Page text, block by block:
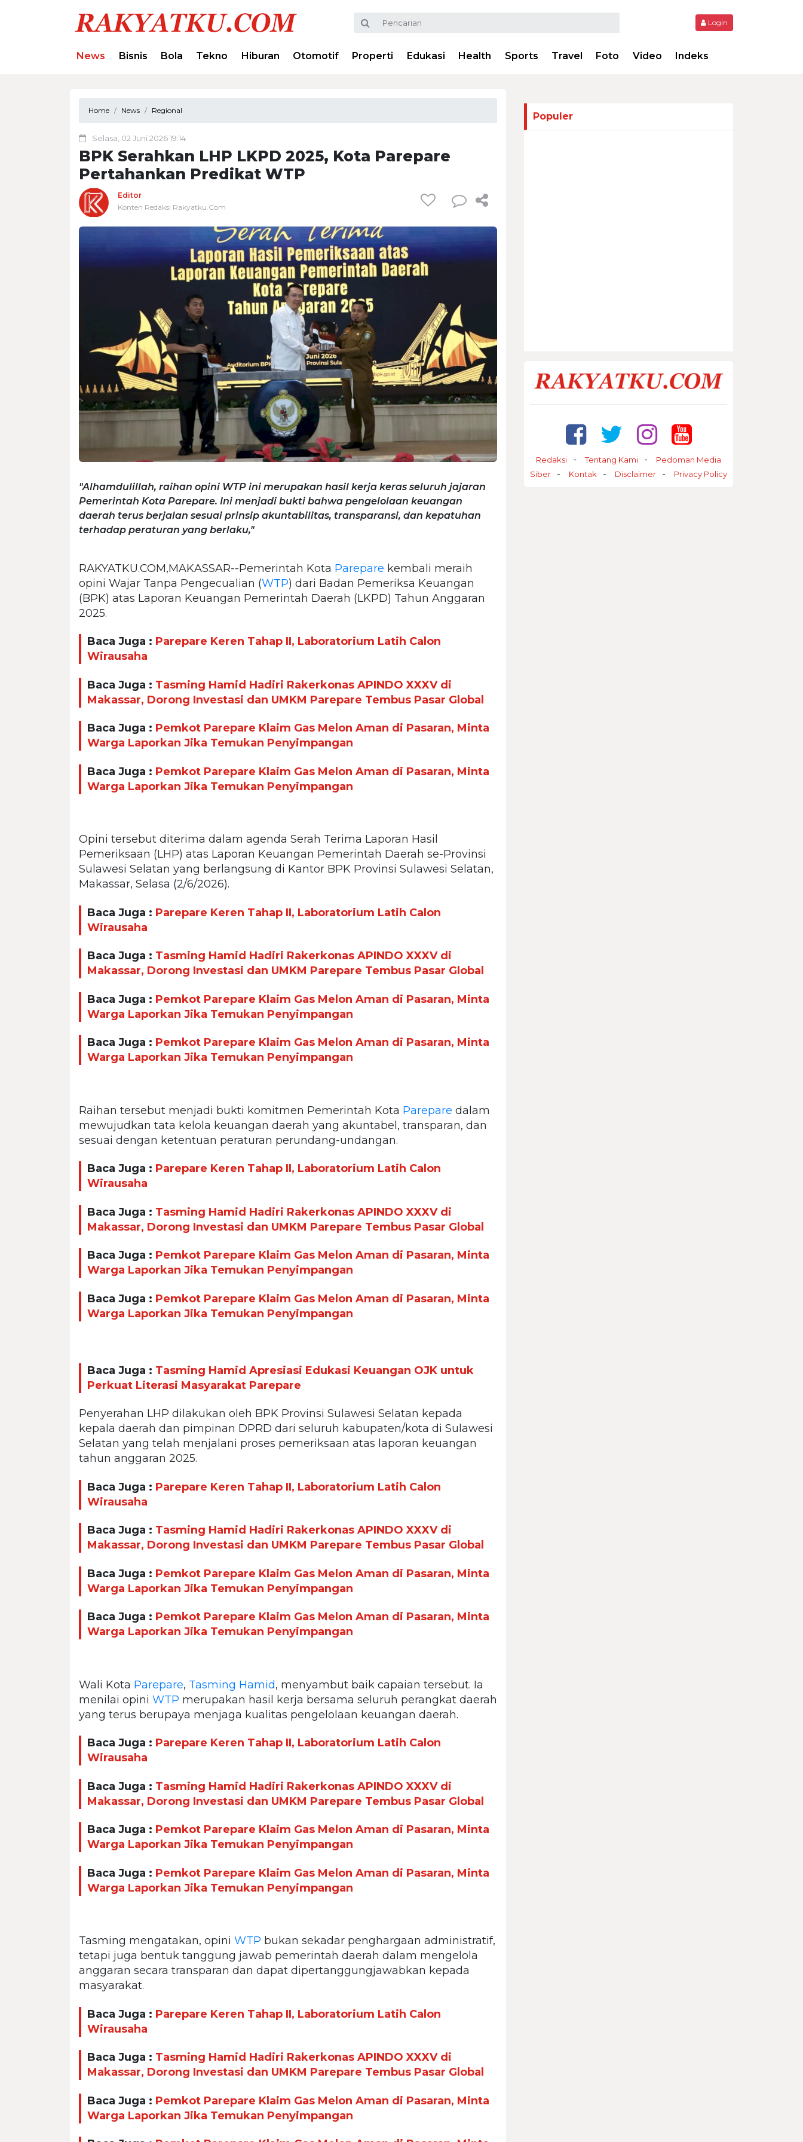
Login
News Bisnis Bola Tekno Hiburan Otomotif Properti Edukasi Health Sports Travel Foto Video Indeks
Home News Regional
Selasa, 02 Juni 2026 19:14
BPK Serahkan LHP LKPD 2025, Kota Parepare
Pertahankan Predikat WTP
Editor
Konten Redaksi Rakyatku.Com
"Alhamdulillah, raihan opini WTP ini merupakan hasil kerja keras seluruh jajaran
Pemerintah Kota Parepare. Ini menjadi bukti bahwa pengelolaan keuangan
daerah terus berjalan sesuai prinsip akuntabilitas, transparansi, dan kepatuhan
terhadap peraturan yang berlaku,"
RAKYATKU.COM,MAKASSAR--Pemerintah Kota Parepare kembali meraih
opini Wajar Tanpa Pengecualian (WTP) dari Badan Pemeriksa Keuangan
(BPK) atas Laporan Keuangan Pemerintah Daerah (LKPD) Tahun Anggaran
2025.
Baca Juga : Parepare Keren Tahap II, Laboratorium Latih Calon
Wirausaha
Baca Juga : Tasming Hamid Hadiri Rakerkonas APINDO XXXV di
Makassar, Dorong Investasi dan UMKM Parepare Tembus Pasar Global
Baca Juga : Pemkot Parepare Klaim Gas Melon Aman di Pasaran, Minta
Warga Laporkan Jika Temukan Penyimpangan
Baca Juga : Pemkot Parepare Klaim Gas Melon Aman di Pasaran, Minta
Warga Laporkan Jika Temukan Penyimpangan
Opini tersebut diterima dalam agenda Serah Terima Laporan Hasil
Pemeriksaan (LHP) atas Laporan Keuangan Pemerintah Daerah se-Provinsi
Sulawesi Selatan yang berlangsung di Kantor BPK Provinsi Sulawesi Selatan,
Makassar, Selasa (2/6/2026).
Baca Juga : Parepare Keren Tahap II, Laboratorium Latih Calon
Wirausaha
Baca Juga : Tasming Hamid Hadiri Rakerkonas APINDO XXXV di
Makassar, Dorong Investasi dan UMKM Parepare Tembus Pasar Global
Baca Juga : Pemkot Parepare Klaim Gas Melon Aman di Pasaran, Minta
Warga Laporkan Jika Temukan Penyimpangan
Baca Juga : Pemkot Parepare Klaim Gas Melon Aman di Pasaran, Minta
Warga Laporkan Jika Temukan Penyimpangan
Raihan tersebut menjadi bukti komitmen Pemerintah Kota Parepare dalam
mewujudkan tata kelola keuangan daerah yang akuntabel, transparan, dan
sesuai dengan ketentuan peraturan perundang-undangan.
Baca Juga : Parepare Keren Tahap II, Laboratorium Latih Calon
Wirausaha
Baca Juga : Tasming Hamid Hadiri Rakerkonas APINDO XXXV di
Makassar, Dorong Investasi dan UMKM Parepare Tembus Pasar Global
Baca Juga : Pemkot Parepare Klaim Gas Melon Aman di Pasaran, Minta
Warga Laporkan Jika Temukan Penyimpangan
Baca Juga : Pemkot Parepare Klaim Gas Melon Aman di Pasaran, Minta
Warga Laporkan Jika Temukan Penyimpangan
Baca Juga : Tasming Hamid Apresiasi Edukasi Keuangan OJK untuk
Perkuat Literasi Masyarakat Parepare
Penyerahan LHP dilakukan oleh BPK Provinsi Sulawesi Selatan kepada
kepala daerah dan pimpinan DPRD dari seluruh kabupaten/kota di Sulawesi
Selatan yang telah menjalani proses pemeriksaan atas laporan keuangan
tahun anggaran 2025.
Baca Juga : Parepare Keren Tahap II, Laboratorium Latih Calon
Wirausaha
Baca Juga : Tasming Hamid Hadiri Rakerkonas APINDO XXXV di
Makassar, Dorong Investasi dan UMKM Parepare Tembus Pasar Global
Baca Juga : Pemkot Parepare Klaim Gas Melon Aman di Pasaran, Minta
Warga Laporkan Jika Temukan Penyimpangan
Baca Juga : Pemkot Parepare Klaim Gas Melon Aman di Pasaran, Minta
Warga Laporkan Jika Temukan Penyimpangan
Wali Kota Parepare, Tasming Hamid, menyambut baik capaian tersebut. Ia
menilai opini WTP merupakan hasil kerja bersama seluruh perangkat daerah
yang terus berupaya menjaga kualitas pengelolaan keuangan daerah.
Baca Juga : Parepare Keren Tahap II, Laboratorium Latih Calon
Wirausaha
Baca Juga : Tasming Hamid Hadiri Rakerkonas APINDO XXXV di
Makassar, Dorong Investasi dan UMKM Parepare Tembus Pasar Global
Baca Juga : Pemkot Parepare Klaim Gas Melon Aman di Pasaran, Minta
Warga Laporkan Jika Temukan Penyimpangan
Baca Juga : Pemkot Parepare Klaim Gas Melon Aman di Pasaran, Minta
Warga Laporkan Jika Temukan Penyimpangan
Tasming mengatakan, opini WTP bukan sekadar penghargaan administratif,
tetapi juga bentuk tanggung jawab pemerintah daerah dalam mengelola
anggaran secara transparan dan dapat dipertanggungjawabkan kepada
masyarakat.
Baca Juga : Parepare Keren Tahap II, Laboratorium Latih Calon
Wirausaha
Baca Juga : Tasming Hamid Hadiri Rakerkonas APINDO XXXV di
Makassar, Dorong Investasi dan UMKM Parepare Tembus Pasar Global
Baca Juga : Pemkot Parepare Klaim Gas Melon Aman di Pasaran, Minta
Warga Laporkan Jika Temukan Penyimpangan
Populer
Redaksi Tentang Kami
Pedoman Media
Siber
Kontak Disclaimer Privacy Policy